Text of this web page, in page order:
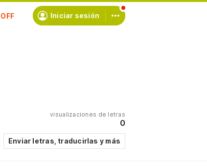
Iniciar sesión
visualizaciones de letras
0
Enviar letras, traducirlas y más